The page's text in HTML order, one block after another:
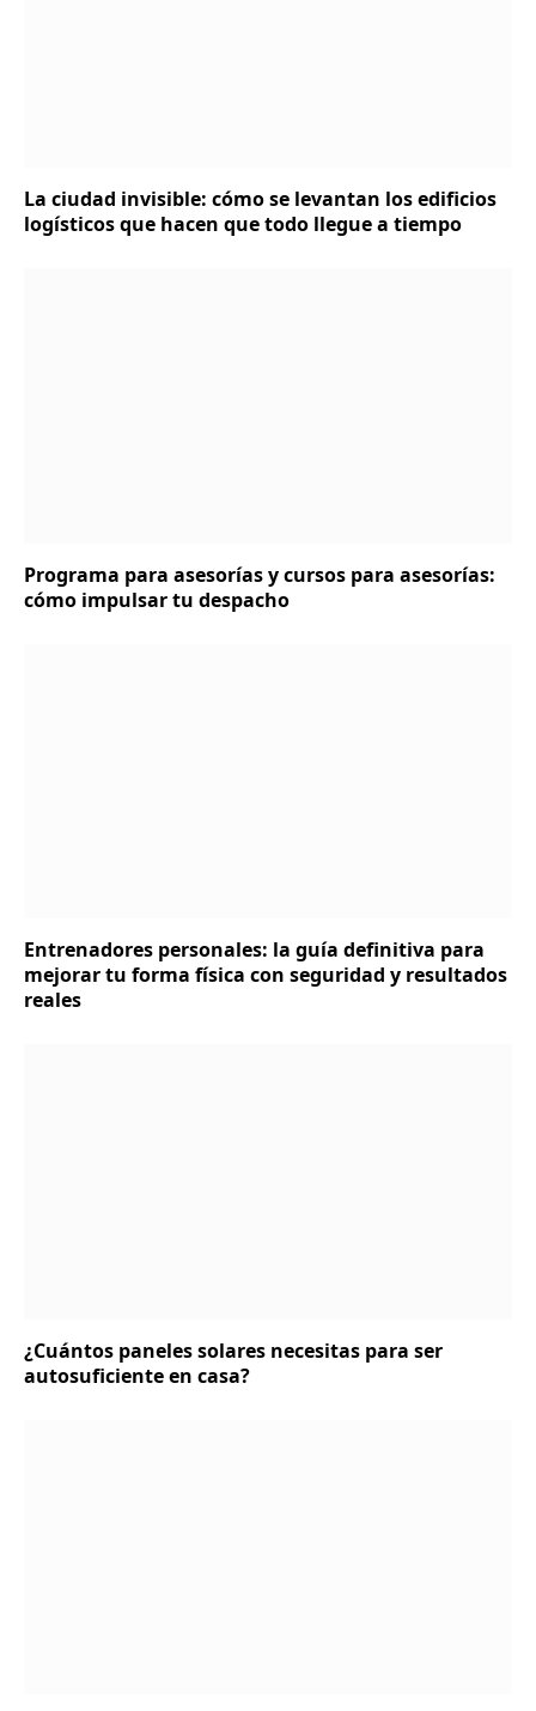
La ciudad invisible: cómo se levantan los edificios
logísticos que hacen que todo llegue a tiempo
Programa para asesorías y cursos para asesorías:
cómo impulsar tu despacho
Entrenadores personales: la guía definitiva para
mejorar tu forma física con seguridad y resultados
reales
¿Cuántos paneles solares necesitas para ser
autosuficiente en casa?